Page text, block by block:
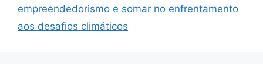
empreendedorismo e somar no enfrentamento
aos desafios climáticos